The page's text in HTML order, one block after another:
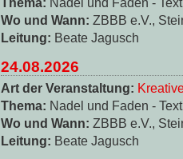
Wo und Wann: ZBBB e.V.,
Leitung: Beate Jagusch
24.08.2026
Art der Veranstaltung:
Thema: Nadel und Faden -
Wo und Wann: ZBBB e.V.,
Leitung: Beate Jagusch